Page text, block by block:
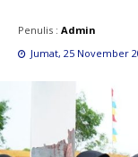
Penulis : Admin
Jumat, 25 November